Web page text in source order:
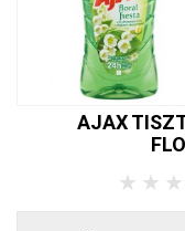
AJAX
★ ★ ★